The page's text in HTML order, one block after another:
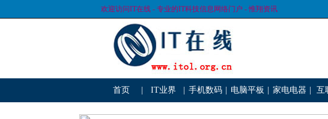
欢迎访问IT在线 - 专业的IT科技信息网络门户 - 惟翔资讯
首页 IT业界 手机数码 电脑平板 家电电器 互